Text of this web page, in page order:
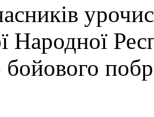
Народної
бойового